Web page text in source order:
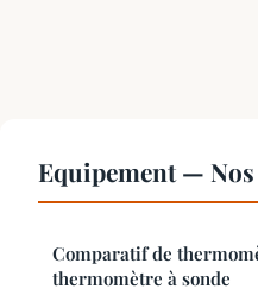
Equipement —
Comparatif de
thermomètre à sonde